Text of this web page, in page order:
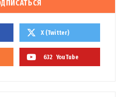
X (Twitter)
632 YouTube